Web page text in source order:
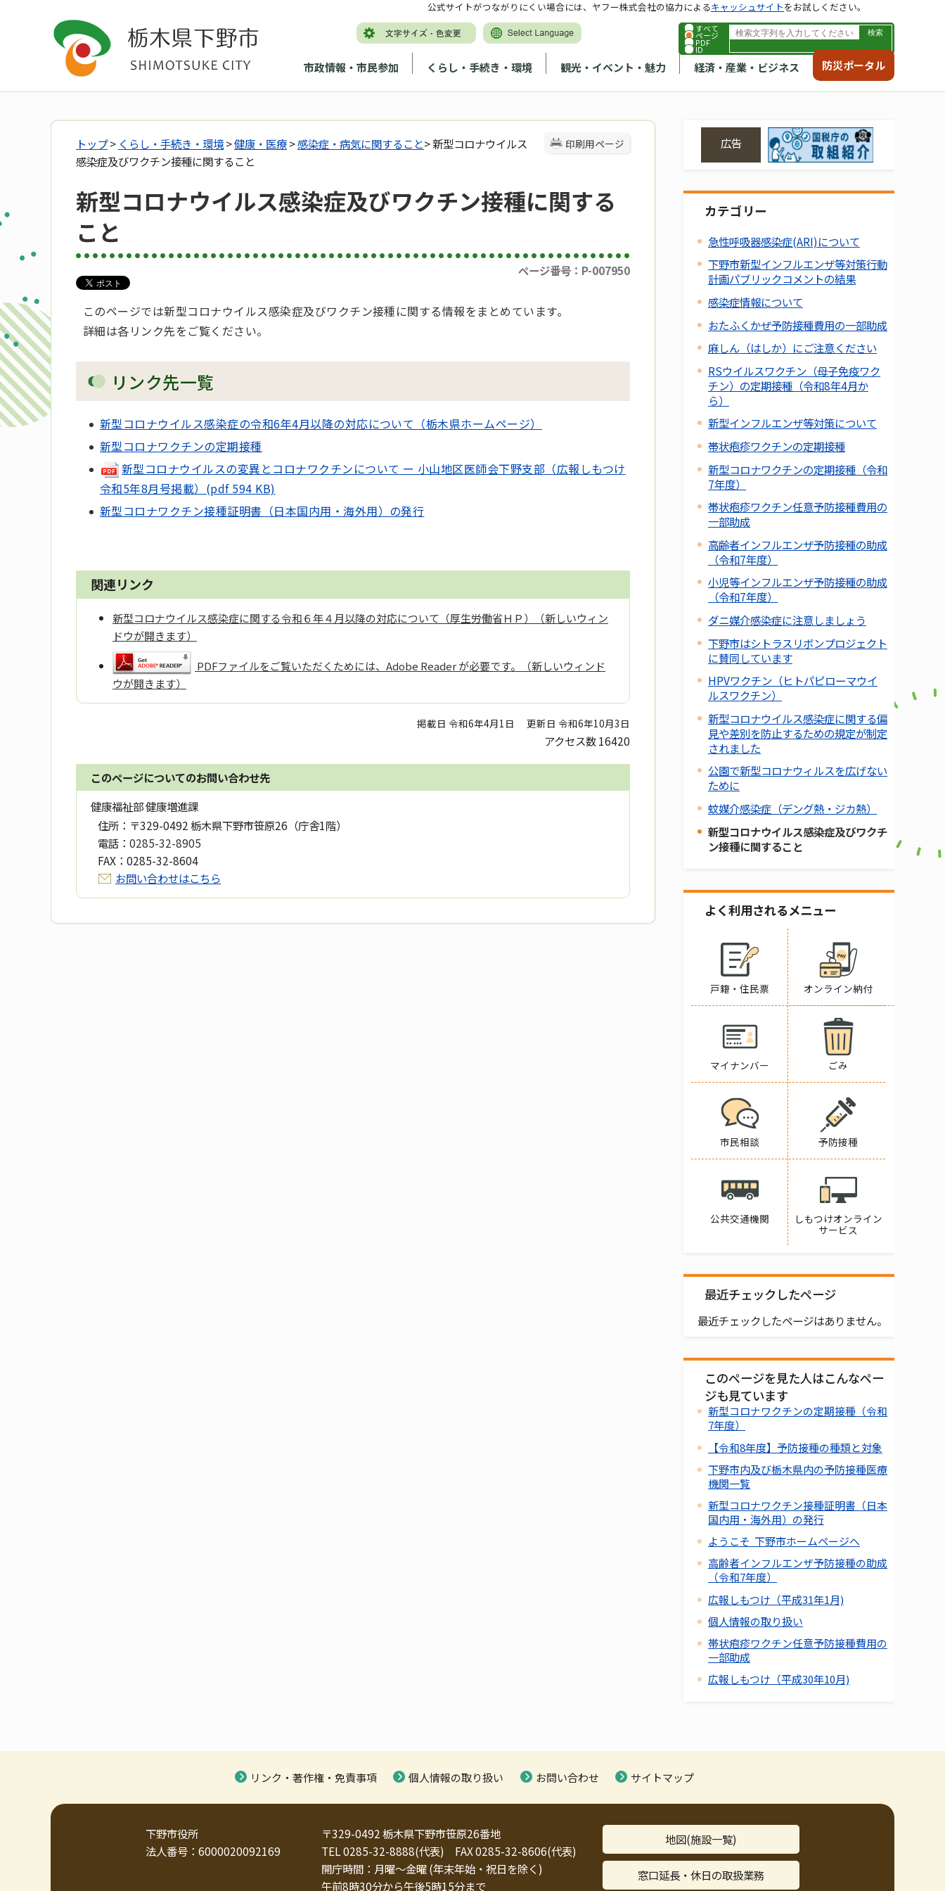
すべて
ページ
PDF
ID
市政情報・市民参加 くらし・手続き・環境 観光・イベント・魅力 経済・産業・ビジネス 防災ポータル
公式サイトがつながりにくい場合には、ヤフー株式会社の協力によるキャッシュサイトをお試しください。
印刷用ページ
トップ> くらし・手続き・環境>健康・医療>感染症・病気に関すること> 新型コロナウイルス
感染症及びワクチン接種に関すること
新型コロナウイルス感染症及びワクチン接種に関する
こと
ページ番号：P-007950
このページでは新型コロナウイルス感染症及びワクチン接種に関する情報をまとめています。
詳細は各リンク先をご覧ください。
リンク先一覧
新型コロナウイルス感染症の令和6年4月以降の対応について（栃木県ホームページ）
新型コロナワクチンの定期接種
新型コロナウイルスの変異とコロナワクチンについて ー 小山地区医師会下野支部（広報しもつけ
令和5年8月号掲載）(pdf 594 KB)
新型コロナワクチン接種証明書（日本国内用・海外用）の発行
関連リンク
新型コロナウイルス感染症に関する令和６年４月以降の対応について（厚生労働省ＨＰ）（新しいウィン
ドウが開きます）
PDFファイルをご覧いただくためには、Adobe Reader が必要です。（新しいウィンド
ウが開きます）
掲載日 令和6年4月1日 更新日 令和6年10月3日
アクセス数16420
このページについてのお問い合わせ先
健康福祉部 健康増進課
住所： 〒329-0492 栃木県下野市笹原26（庁舎1階）
電話： 0285-32-8905
FAX： 0285-32-8604
お問い合わせはこちら
広告
カテゴリー
急性呼吸器感染症(ARI)について
下野市新型インフルエンザ等対策行動
計画パブリックコメントの結果
感染症情報について
おたふくかぜ予防接種費用の一部助成
麻しん（はしか）にご注意ください
RSウイルスワクチン（母子免疫ワク
チン）の定期接種（令和8年4月か
ら）
新型インフルエンザ等対策について
帯状疱疹ワクチンの定期接種
新型コロナワクチンの定期接種（令和
7年度）
帯状疱疹ワクチン任意予防接種費用の
一部助成
高齢者インフルエンザ予防接種の助成
（令和7年度）
小児等インフルエンザ予防接種の助成
（令和7年度）
ダニ媒介感染症に注意しましょう
下野市はシトラスリボンプロジェクト
に賛同しています
HPVワクチン（ヒトパピローマウイ
ルスワクチン）
新型コロナウイルス感染症に関する偏
見や差別を防止するための規定が制定
されました
公園で新型コロナウィルスを広げない
ために
蚊媒介感染症（デング熱・ジカ熱）
新型コロナウイルス感染症及びワクチ
ン接種に関すること
よく利用されるメニュー
戸籍・住民票 オンライン納付
マイナンバー ごみ
市民相談 予防接種
公共交通機関
しもつけオンライン
サービス
最近チェックしたページ
最近チェックしたページはありません。
このページを見た人はこんなペー
ジも見ています
新型コロナワクチンの定期接種（令和
7年度）
【令和8年度】予防接種の種類と対象
下野市内及び栃木県内の予防接種医療
機関一覧
新型コロナワクチン接種証明書（日本
国内用・海外用）の発行
ようこそ 下野市ホームページへ
高齢者インフルエンザ予防接種の助成
（令和7年度）
広報しもつけ（平成31年1月)
個人情報の取り扱い
帯状疱疹ワクチン任意予防接種費用の
一部助成
広報しもつけ（平成30年10月)
リンク・著作権・免責事項 個人情報の取り扱い お問い合わせ サイトマップ
下野市役所
法人番号：6000020092169
〒329-0492 栃木県下野市笹原26番地
TEL 0285-32-8888(代表) FAX 0285-32-8606(代表)
開庁時間：月曜～金曜 (年末年始・祝日を除く)
午前8時30分から午後5時15分まで
地図(施設一覧)
窓口延長・休日の取扱業務